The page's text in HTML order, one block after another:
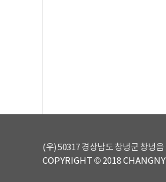
(우) 50317 경상남도 창녕군 창녕
COPYRIGHT © 2018